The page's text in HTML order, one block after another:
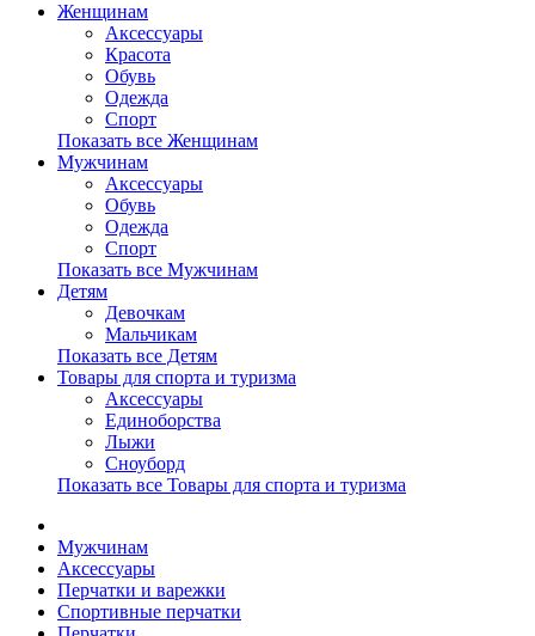
Женщинам
Аксессуары
Красота
Обувь
Одежда
Спорт
Показать все Женщинам
Мужчинам
Аксессуары
Обувь
Одежда
Спорт
Показать все Мужчинам
Детям
Девочкам
Мальчикам
Показать все Детям
Товары для спорта и туризма
Аксессуары
Единоборства
Лыжи
Сноуборд
Показать все Товары для спорта и туризма
Мужчинам
Аксессуары
Перчатки и варежки
Спортивные перчатки